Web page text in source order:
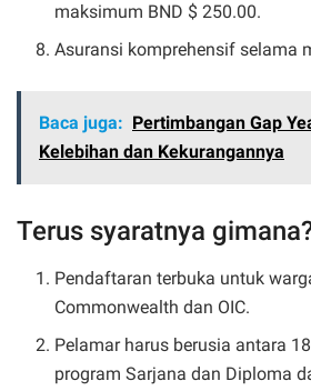
maksimum BND $ 250.00.
Asuransi komprehensif selama
Baca juga: Pertimbangan Gap
Kelebihan dan Kekurangannya
Terus syaratnya
Pendaftaran terbuka untuk
Commonwealth dan OIC.
Pelamar harus berusia antara
program Sarjana dan Diploma